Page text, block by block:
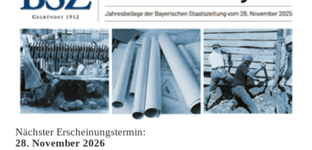
Nächster Erscheinungstermin:
28. November 2026